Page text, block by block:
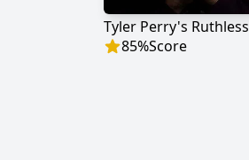
Tyler Perry's Ruthless
85%Score